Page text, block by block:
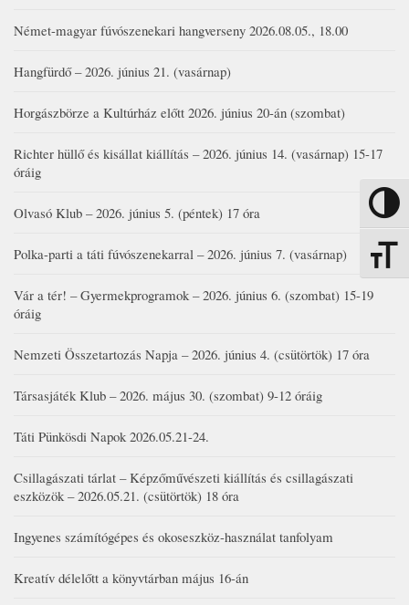
Nagy
Német-magyar fúvószenekari hangverseny 2026.08.05., 18.00
Hangfürdő – 2026. június 21. (vasárnap)
Horgászbörze a Kultúrház előtt 2026. június 20-án (szombat)
Richter hüllő és kisállat kiállítás – 2026. június 14. (vasárnap) 15-17
óráig
Olvasó Klub – 2026. június 5. (péntek) 17 óra
Polka-parti a táti fúvószenekarral – 2026. június 7. (vasárnap)
Vár a tér! – Gyermekprogramok – 2026. június 6. (szombat) 15-19
óráig
Nemzeti Összetartozás Napja – 2026. június 4. (csütörtök) 17 óra
Társasjáték Klub – 2026. május 30. (szombat) 9-12 óráig
Táti Pünkösdi Napok 2026.05.21-24.
Csillagászati tárlat – Képzőművészeti kiállítás és csillagászati
eszközök – 2026.05.21. (csütörtök) 18 óra
Ingyenes számítógépes és okoseszköz-használat tanfolyam
Kreatív délelőtt a könyvtárban május 16-án